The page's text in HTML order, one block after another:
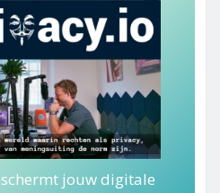
jouw digitale